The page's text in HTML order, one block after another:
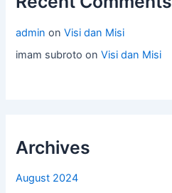
admin onVisi dan Misi
imam subroto onVisi dan Misi
Archives
August 2024